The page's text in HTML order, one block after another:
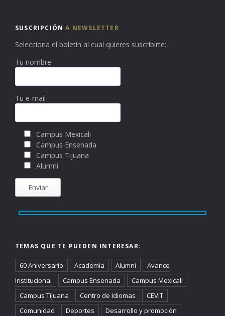
SUSCRIPCIÓNA NEWSLETTER
Selecciona el boletín al cual quieres suscribirte:
Tu nombre
Tu e-mail
Campus Mexicali
Campus Ensenada
Campus Tijuana
Alumni
TEMAS QUE TE PUEDEN INTERESAR:
60 Aniversario Academia Alumni
Avance
Institucional
Campus Ensenada
Campus Mexicali
Campus Tijuana
Centro de Idiomas
CEVIT
Comunidad
Deportes
Desarrollo y promoción